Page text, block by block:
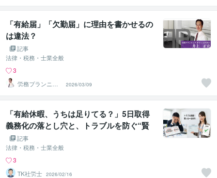
「有給届」「欠勤届」に理由を書かせるの
は違法？
記事
法律・税務・士業全般
3
労務プランニン
グ オフィスINO
UE
2026/03/09
「有給休暇、うちは足りてる？」5日取得
義務化の落とし穴と、トラブルを防ぐ“賢
い”ルール作り
記事
法律・税務・士業全般
3
TK社労士 2026/02/16